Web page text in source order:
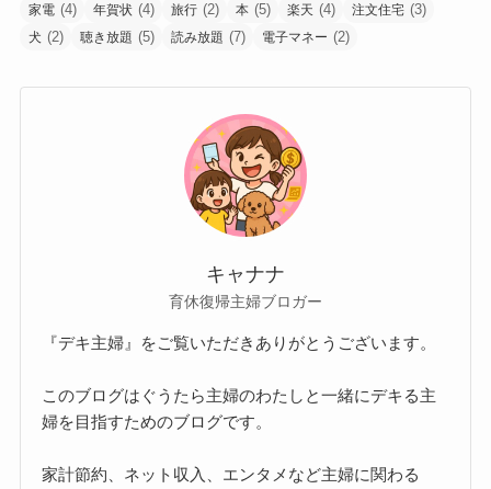
家電 (4) 年賀状 (4) 旅行 (2) 本 (5) 楽天 (4) 注文住宅 (3)
犬 (2) 聴き放題 (5) 読み放題 (7) 電子マネー (2)
キャナナ
育休復帰主婦ブロガー
『デキ主婦』をご覧いただきありがとうございます。
このブログはぐうたら主婦のわたしと一緒にデキる主
婦を目指すためのブログです。
家計節約、ネット収入、エンタメなど主婦に関わる